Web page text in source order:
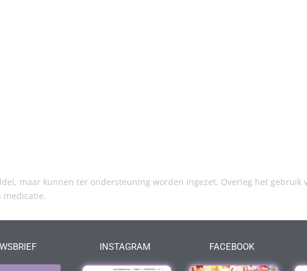
maar kunnen ter ondersteuning worden ingezet. Overleg het gebruik
medicatie.
INSTAGRAM FACEBOOK